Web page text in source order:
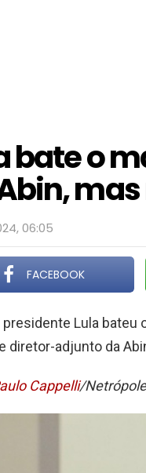
bate o
06:05
FACEBOOK
presidente Lula bateu
diretor-adjunto da
Cappelli/